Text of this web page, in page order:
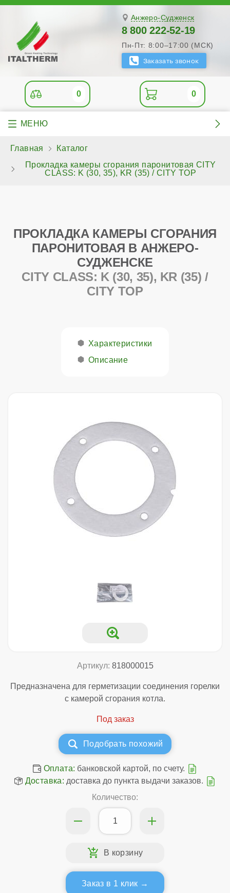
Анжеро-Судженск
8 800 222-52-19
Пн-Пт: 8:00–17:00 (МСК)
0 0
Главная
Каталог
Прокладка камеры сгорания паронитовая CITY
CLASS: K (30, 35), KR (35) / CITY TOP
ПРОКЛАДКА КАМЕРЫ СГОРАНИЯ
ПАРОНИТОВАЯ В АНЖЕРО-
СУДЖЕНСКЕ
CITY CLASS: K (30, 35), KR (35) /
CITY TOP
Характеристики
Описание
Артикул: 818000015
Предназначена для герметизации соединения горелки
с камерой сгорания котла.
Подобрать похожий
Оплата: банковской картой, по счету.
Доставка: доставка до пункта выдачи заказов.
Количество:
Заказ в 1 клик